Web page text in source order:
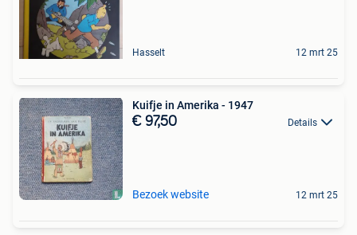
Hasselt 12 mrt 25
Kuifje in Amerika - 1947
€ 97,50 Details
Bezoek website 12 mrt 25